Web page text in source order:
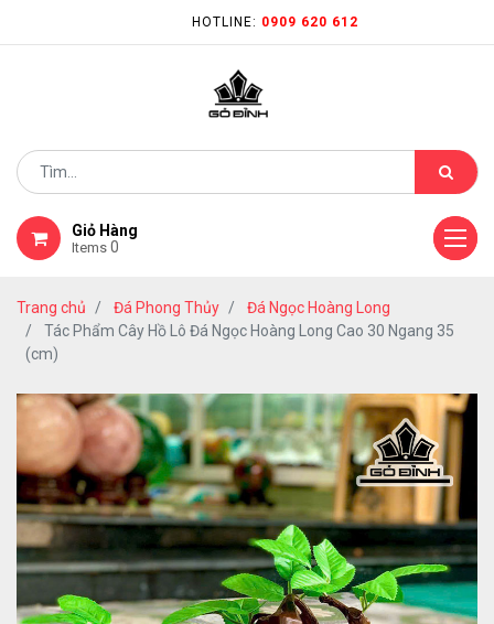
HOTLINE: 0909 620 612
Giỏ Hàng
Items 0
Trang chủ Đá Phong Thủy
Đá Ngọc Hoàng Long
Tác Phẩm Cây Hồ Lô Đá Ngọc Hoàng Long Cao 30 Ngang 35
(cm)